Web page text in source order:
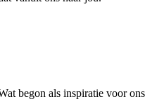
begon als inspiratie voor